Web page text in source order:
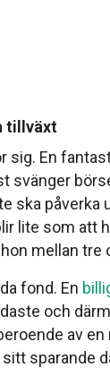
tillväxt
sig. En
svänger
ska påverka
lite som att
mellan tre
fond. En
och
av
sparande